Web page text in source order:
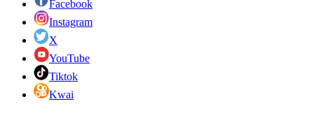
Facebook
Instagram
X
YouTube
Tiktok
Kwai